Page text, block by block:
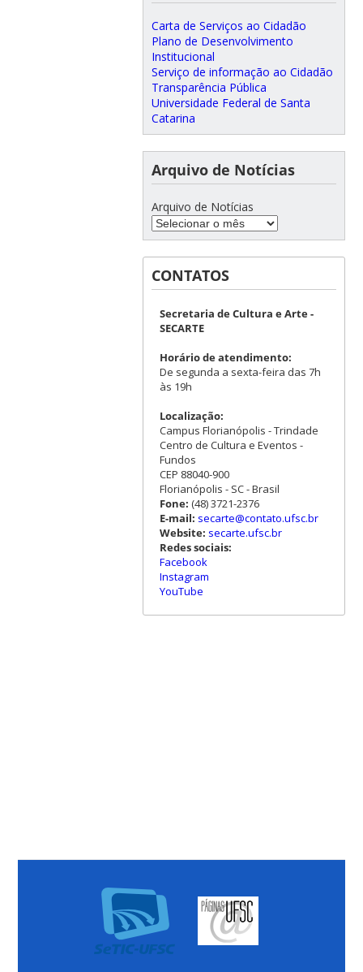
Carta de Serviços ao Cidadão
Plano de Desenvolvimento
Institucional
Serviço de informação ao Cidadão
Transparência Pública
Universidade Federal de Santa
Catarina
Arquivo de Notícias
Arquivo de Notícias
CONTATOS
Secretaria de Cultura e Arte -
SECARTE
Horário de atendimento:
De segunda a sexta-feira das 7h
às 19h
Localização:
Campus Florianópolis - Trindade
Centro de Cultura e Eventos -
Fundos
CEP 88040-900
Florianópolis - SC - Brasil
Fone: (48) 3721-2376
E-mail: secarte@contato.ufsc.br
Website: secarte.ufsc.br
Redes sociais:
Facebook
Instagram
YouTube